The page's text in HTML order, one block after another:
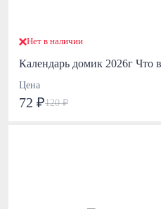
Нет в наличии
Календарь домик 2026г Что
Цена
72 ₽120 ₽